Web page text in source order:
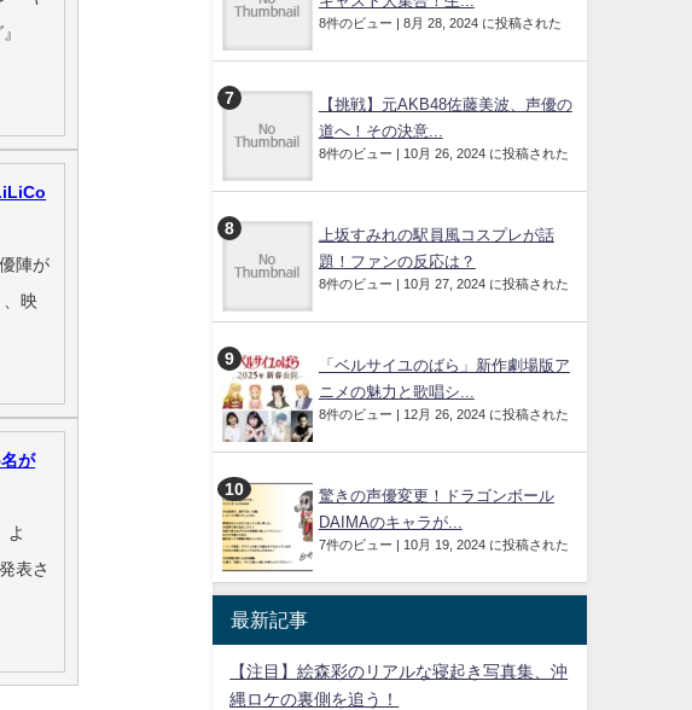
陣が
、映
が
よ
表さ
8件のビュー | 8月 28, 2024 に投稿された
【挑戦】元AKB48佐藤美波、声優の
道へ！その決意...
8件のビュー | 10月 26, 2024 に投稿された
上坂すみれの駅員風コスプレが話
題！ファンの反応は？
8件のビュー | 10月 27, 2024 に投稿された
「ベルサイユのばら」新作劇場版ア
ニメの魅力と歌唱シ...
8件のビュー | 12月 26, 2024 に投稿された
驚きの声優変更！ドラゴンボール
DAIMAのキャラが...
7件のビュー | 10月 19, 2024 に投稿された
最新記事
【注目】絵森彩のリアルな寝起き写真集、沖
縄ロケの裏側を追う！